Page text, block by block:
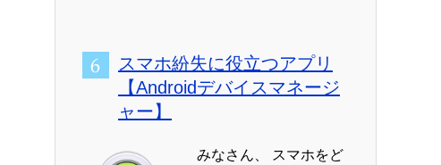
スマホ紛失に役立つアプリ
【Androidデバイスマネージ
ャー】
みなさん、 スマホをど